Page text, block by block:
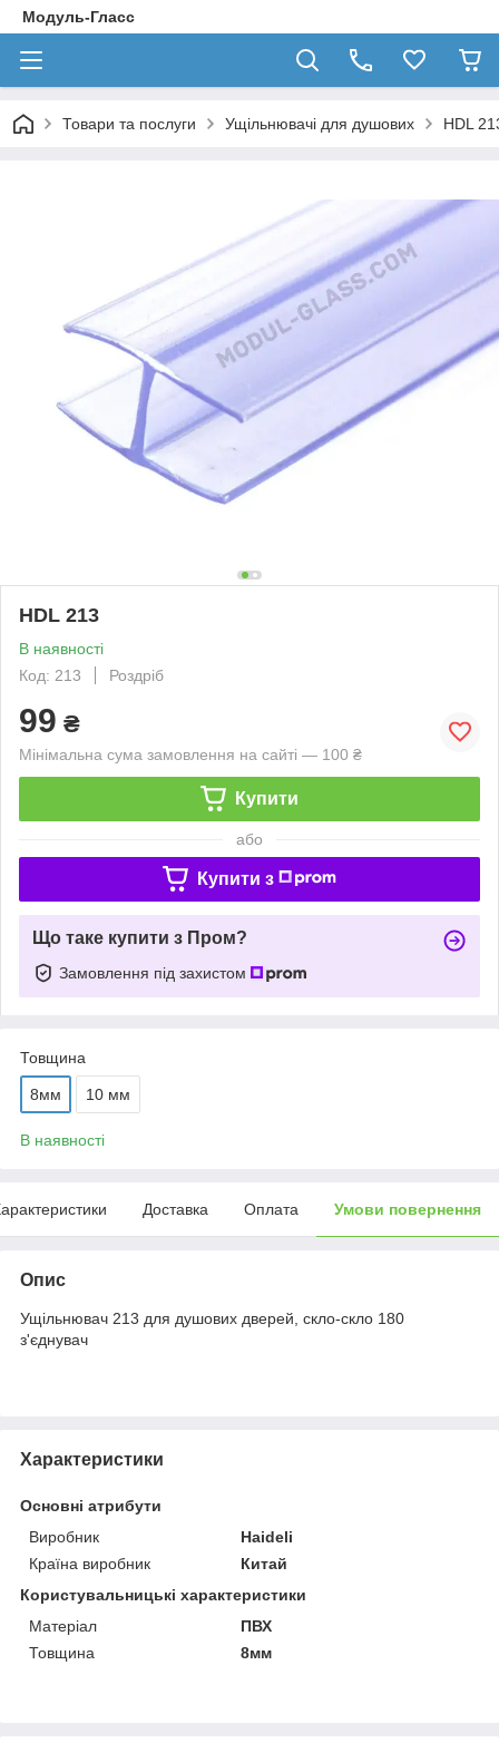
Модуль-Гласс
Товари та послуги Ущільнювачі для душових HDL
HDL 213
В наявності
Код: 213
Роздріб
99 ₴
Мінімальна сума замовлення на сайті — 100 ₴
Купити
або
Купити з
Що таке купити з Пром?
Замовлення під захистом
Товщина
8мм 10 мм
В наявності
Доставка Оплата Умови повернення
Опис
Ущільнювач 213 для душових дверей, скло-скло 180
з'єднувач
Характеристики
Основні атрибути
Виробник
Haideli
Країна виробник
Китай
Користувальницькі характеристики
Матеріал
ПВХ
Товщина
8мм